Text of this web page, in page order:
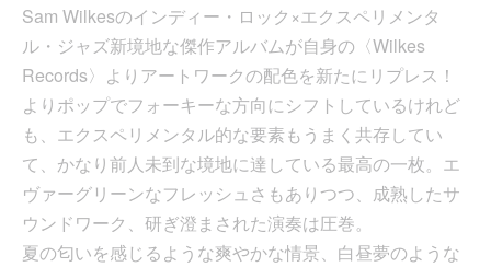
Sam Wilkesのインディー・ロック×エクスペリメンタ
ル・ジャズ新境地な傑作アルバムが自身の〈Wilkes
Records〉よりアートワークの配色を新たにリプレス！
よりポップでフォーキーな方向にシフトしているけれど
も、エクスペリメンタル的な要素もうまく共存してい
て、かなり前人未到な境地に達している最高の一枚。エ
ヴァーグリーンなフレッシュさもありつつ、成熟したサ
ウンドワーク、研ぎ澄まされた演奏は圧巻。
夏の匂いを感じるような爽やかな情景、白昼夢のような